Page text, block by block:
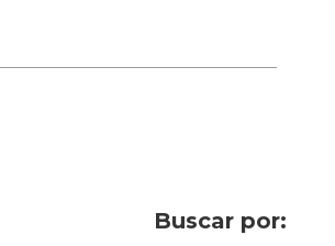
Buscar por: